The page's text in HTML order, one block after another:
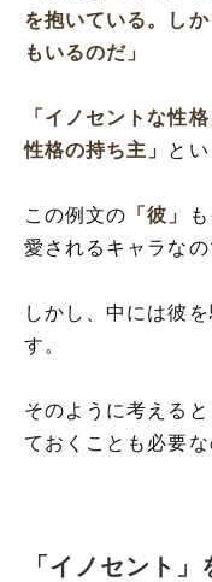
を抱いている。し
もいるのだ」
「イノセントな性格
性格の持ち主」 と
この例文の 「彼」
愛されるキャラなの
しかし、中には彼
す。
そのように考える
ておくことも必要な
「イノセント